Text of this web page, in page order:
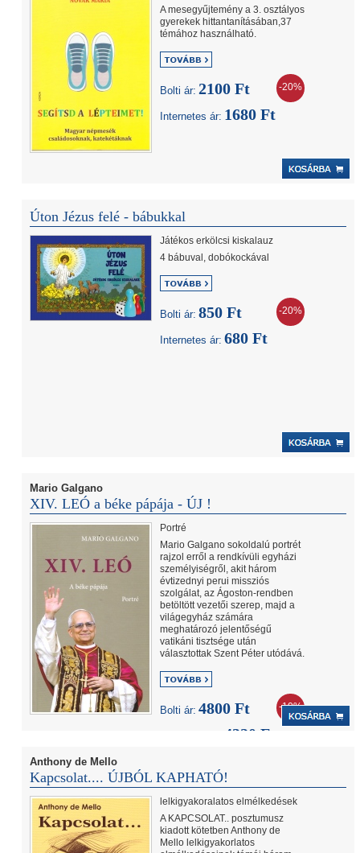
A mesegyűjtemény a 3. osztályos
gyerekek hittantanításában,37
témához használható.
Bolti ár: 2100 Ft -20%
Internetes ár: 1680 Ft
Úton Jézus felé - bábukkal
Játékos erkölcsi kiskalauz
4 bábuval, dobókockával
Bolti ár: 850 Ft -20%
Internetes ár: 680 Ft
Mario Galgano
XIV. LEÓ a béke pápája - ÚJ !
Portré
Mario Galgano sokoldalú portrét
rajzol erről a rendkívüli egyházi
személyiségről, akit három
évtizednyi perui missziós
szolgálat, az Ágoston-rendben
betöltött vezetői szerep, majd a
világegyház számára
meghatározó jelentőségű
vatikáni tisztsége után
választottak Szent Péter utódává.
Bolti ár: 4800 Ft -10%
4320 Ft
Anthony de Mello
Kapcsolat.... ÚJBÓL KAPHATÓ!
lelkigyakoralatos elmélkedések
A KAPCSOLAT.. posztumusz
kiadott kötetben Anthony de
Mello lelkigyakorlatos